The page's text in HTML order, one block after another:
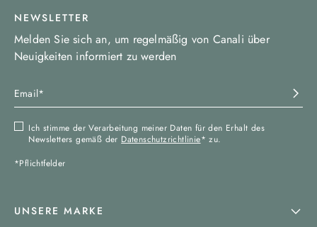
NEWSLETTER
Melden Sie sich an, um regelmäßig von Canali über
Neuigkeiten informiert zu werden
Ich stimme der Verarbeitung meiner Daten für den Erhalt des
Newsletters gemäß der Datenschutzrichtlinie* zu.
*Pflichtfelder
UNSERE MARKE